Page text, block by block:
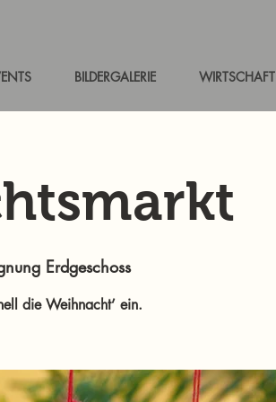
BILDERGALERIE WIRTSCHAFT
Erdgeschoss
die Weihnacht’ ein.